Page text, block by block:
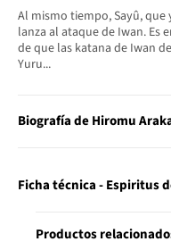
Al mismo tiempo, Sayû,
lanza al ataque de Iwan. Es
de que las katana de Iwan
Yuru...
Biografía de Hiromu
Ficha técnica - Espiritus
Productos